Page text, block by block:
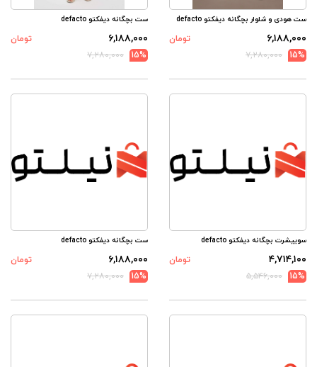
ست هودی و شلوار بچگانه دیفکتو defacto
۶,۱۸۸,۰۰۰
تومان
15%
۷,۲۸۰,۰۰۰
ست بچگانه دیفکتو defacto
۶,۱۸۸,۰۰۰
تومان
15%
۷,۲۸۰,۰۰۰
سوییشرت بچگانه دیفکتو defacto
۴,۷۱۴,۱۰۰
تومان
15%
۵,۵۴۶,۰۰۰
ست بچگانه دیفکتو defacto
۶,۱۸۸,۰۰۰
تومان
15%
۷,۲۸۰,۰۰۰